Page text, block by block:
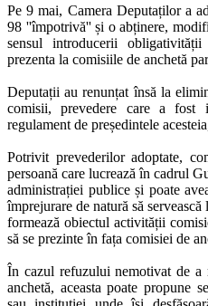
Pe 9 mai, Camera Deputaților a
98 ''împotrivă'' și o abținere,
sensul introducerii
prezenta la comisiile de anchetă
Deputații au renunțat însă la
comisii, prevedere care a fost
regulament de președintele
Potrivit prevederilor adoptate,
persoană care lucrează în cadrul
administrației publice și poate
împrejurare de natură să
formează obiectul activității
să se prezinte în fața comisiei de
În cazul refuzului nemotivat de a
anchetă, aceasta poate propune